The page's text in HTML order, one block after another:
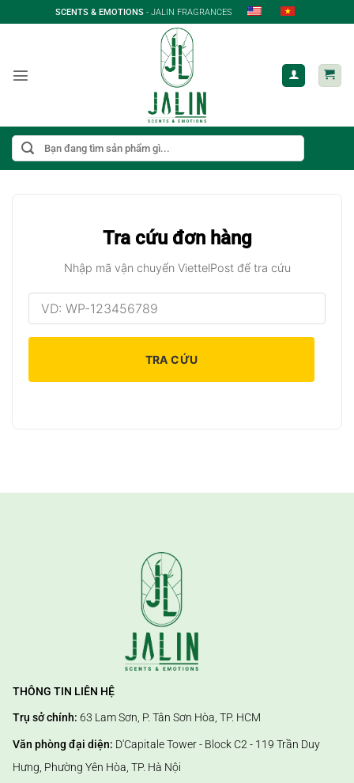
qua
SCENTS & EMOTIONS - JALIN FRAGRANCES
Tìm
kiếm:
Tra cứu đơn hàng
Nhập mã vận chuyển ViettelPost để tra cứu
TRA CỨU
THÔNG TIN LIÊN HỆ
Trụ sở chính: 63 Lam Sơn, P. Tân Sơn Hòa, TP. HCM
Văn phòng đại diện: D'Capitale Tower - Block C2 - 119 Trần Duy
Hưng, Phường Yên Hòa, TP. Hà Nội